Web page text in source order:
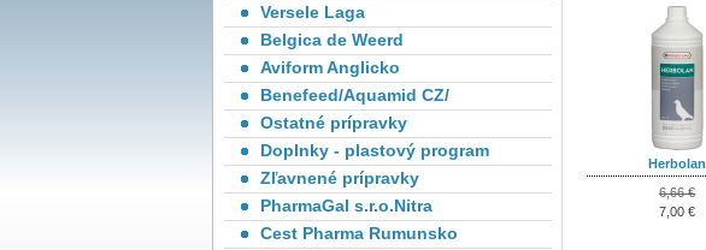
Herbolan
6,66 €
7,00 €
Versele Laga
Belgica de Weerd
Aviform Anglicko
Benefeed/Aquamid CZ/
Ostatné prípravky
Doplnky - plastový program
Zľavnené prípravky
PharmaGal s.r.o.Nitra
Cest Pharma Rumunsko